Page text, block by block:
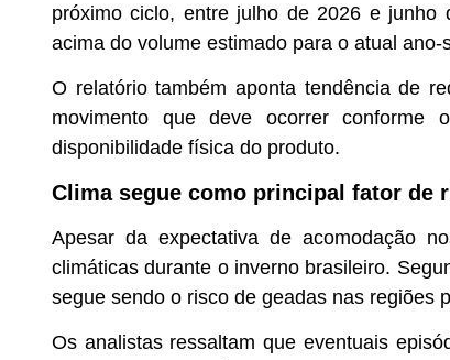
próximo ciclo, entre julho de 2026 e
acima do volume estimado para o atual ano-
O relatório também aponta tendência de
movimento que deve ocorrer
disponibilidade física do produto.
Clima segue como principal fator de
Apesar da expectativa de acomodação
climáticas durante o inverno brasileiro.
segue sendo o risco de geadas nas regiões
Os analistas ressaltam que eventuais